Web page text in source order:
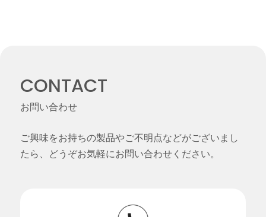
CONTACT
お問い合わせ
ご興味をお持ちの製品やご不明点などがございまし
たら、どうぞお気軽にお問い合わせください。